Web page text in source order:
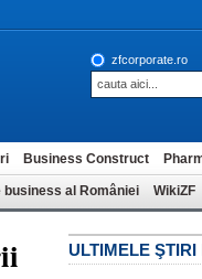
zfcorporate.ro
Business Construct
business al României WikiZF
ULTIMELE